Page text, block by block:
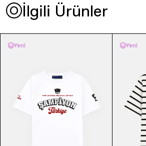
İlgili Ürünler
Yeni Yeni